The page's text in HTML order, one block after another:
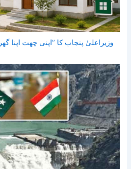
وزیراعلیٰ پنجاب کا ’’اپنی چھت اپنا